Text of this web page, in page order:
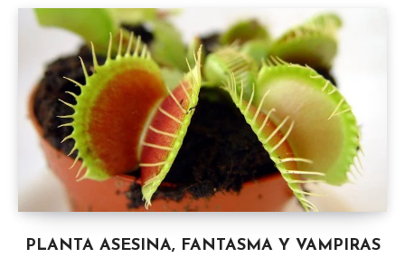
PLANTA ASESINA, FANTASMA Y VAMPIRAS